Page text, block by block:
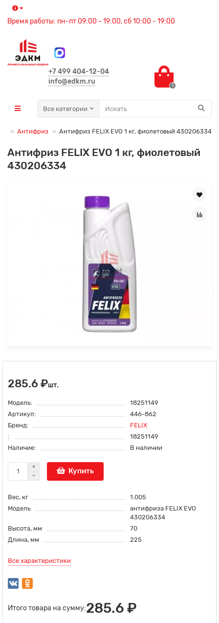
Время работы: пн-пт 09:00 - 19:00, сб 10:00 - 19:00
+7 499 404-12-04
info@edkm.ru
0
Все категории
Антифриз Антифриз FELIX EVO 1 кг, фиолетовый 430206334
Антифриз FELIX EVO 1 кг, фиолетовый
430206334
285.6 ₽шт.
Модель:
18251149
Артикул:
446-862
Бренд:
FELIX
:
18251149
Наличие:
В наличии
Купить
Вес, кг
1.005
Модель
антифриза FELIX EVO
430206334
Высота, мм
70
Длина, мм
225
Все характеристики
Итого товара на сумму:285.6 ₽